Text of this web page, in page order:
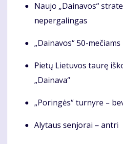
Naujo „Dainavos“
nepergalingas
„Dainavos“ 50-
Pietų Lietuvos taurę
„Dainava“
„Poringės“ turnyre –
Alytaus senjorai – antri